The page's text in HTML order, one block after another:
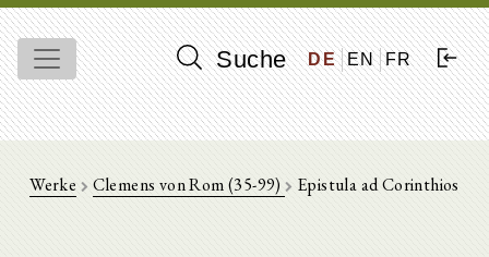
Suche DE EN FR
Werke Clemens von Rom (35-99) Epistula ad Corinthios